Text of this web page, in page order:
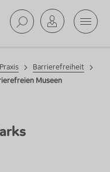
Barrierefreiheit
Museen